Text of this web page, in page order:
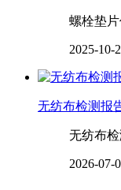
螺栓垫片
2025-10-
无纺布检测报
无纺布检
2026-07-